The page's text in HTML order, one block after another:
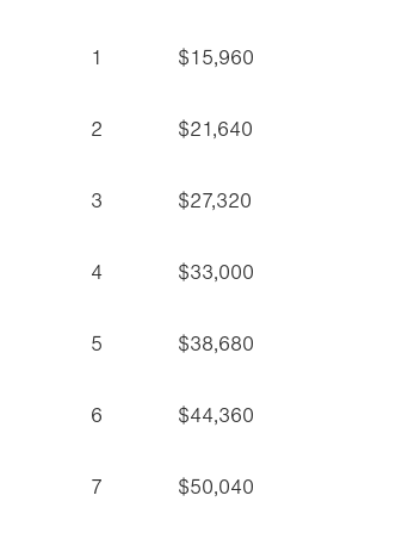
1 $15,960
2 $21,640
3 $27,320
4 $33,000
5 $38,680
6 $44,360
7 $50,040